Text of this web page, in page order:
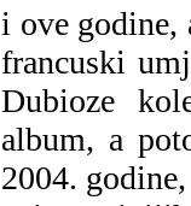
i ove godine,
francuski
Dubioze
album, a
2004.